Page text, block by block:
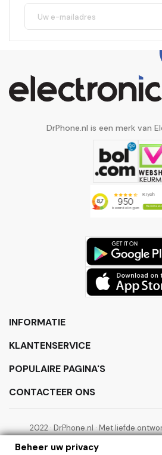
DrPhone.nl is een merk van
INFORMATIE
KLANTENSERVICE
POPULAIRE PAGINA'S
CONTACTEER ONS
2022 · DrPhone.nl · Met liefde
Beheer uw privacy